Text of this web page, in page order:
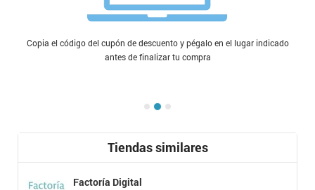
Copia el código del cupón de descuento y pégalo en el lugar indicado
antes de finalizar tu compra
Tiendas similares
Factoría Digital